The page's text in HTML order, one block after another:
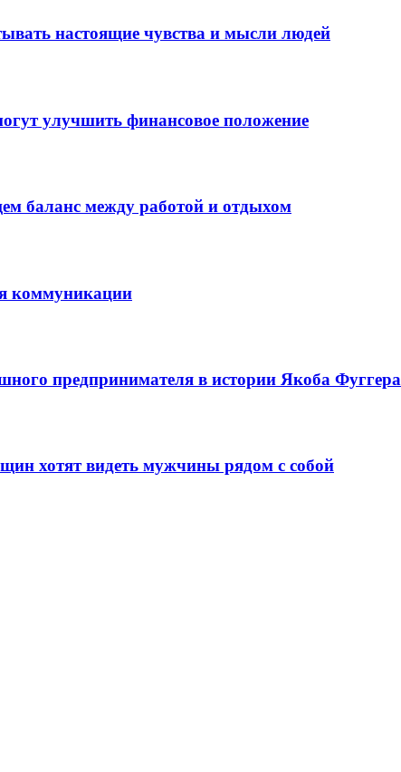
настоящие чувства и мысли людей
улучшить финансовое положение
баланс между работой и отдыхом
коммуникации
предпринимателя в истории Якоба Фуггера
хотят видеть мужчины рядом с собой